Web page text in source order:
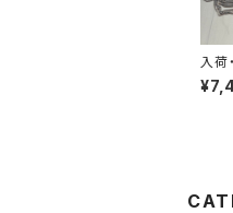
入荷
rich
ck シ